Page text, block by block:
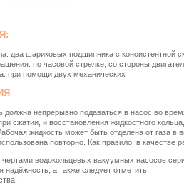
два шариковых подшипника с консистентной
по часовой стрелке, со стороны
при помощи двух механических
должна непрерывно подаваться в насос во
сжатии, и восстановления жидкостного
жидкость может быть отделена от газа в
повторно. Как правило, в качестве
водокольцевых вакуумных насосов
надёжность, а также следует отметить